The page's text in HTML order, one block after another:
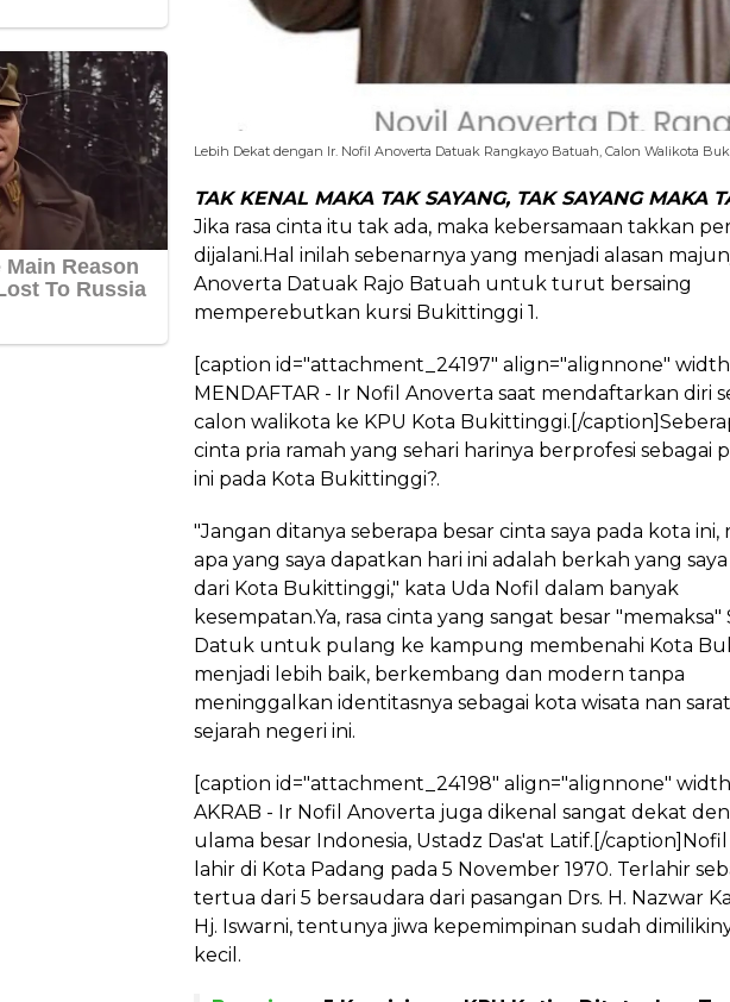
Lebih Dekat dengan Ir. Nofil Anoverta Datuak Rangkayo Batuah, Calon Walikota
TAK KENAL MAKA TAK SAYANG, TAK SAYANG MAKA
Jika rasa cinta itu tak ada, maka kebersamaan takkan
dijalani.Hal inilah sebenarnya yang menjadi alasan
Anoverta Datuak Rajo Batuah untuk turut bersaing
memperebutkan kursi Bukittinggi 1.
[caption id="attachment_24197" align="alignnone"
MENDAFTAR - Ir Nofil Anoverta saat mendaftarkan diri
calon walikota ke KPU Kota Bukittinggi.[/
cinta pria ramah yang sehari harinya berprofesi sebagai
ini pada Kota Bukittinggi?.
"Jangan ditanya seberapa besar cinta saya pada kota ini,
apa yang saya dapatkan hari ini adalah berkah yang
dari Kota Bukittinggi," kata Uda Nofil dalam banyak
kesempatan.Ya, rasa cinta yang sangat besar "memaksa"
Datuk untuk pulang ke kampung membenahi Kota
menjadi lebih baik, berkembang dan modern tanpa
meninggalkan identitasnya sebagai kota wisata nan
sejarah negeri ini.
[caption id="attachment_24198" align="alignnone"
AKRAB - Ir Nofil Anoverta juga dikenal sangat dekat
ulama besar Indonesia, Ustadz Das'at Latif.[/
lahir di Kota Padang pada 5 November 1970. Terlahir
tertua dari 5 bersaudara dari pasangan Drs. H. Nazwar
Hj. Iswarni, tentunya jiwa kepemimpinan sudah
kecil.